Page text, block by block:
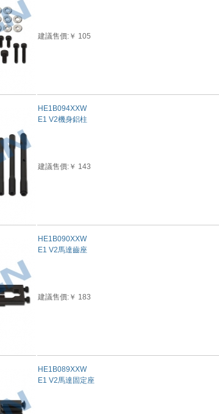
建議售價:￥ 105
HE1B094XXW
E1 V2機身鋁柱
建議售價:￥ 143
HE1B090XXW
E1 V2馬達齒座
建議售價:￥ 183
HE1B089XXW
E1 V2馬達固定座